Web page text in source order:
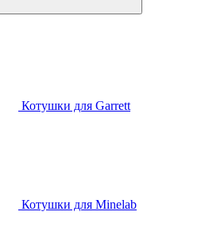
Котушки для Garrett
Котушки для Minelab